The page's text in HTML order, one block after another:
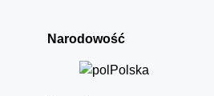
Narodowość
Polska